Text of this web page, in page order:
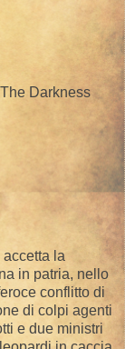
Darkness
la
in patria, nello
conflitto di
di colpi agenti
e due ministri